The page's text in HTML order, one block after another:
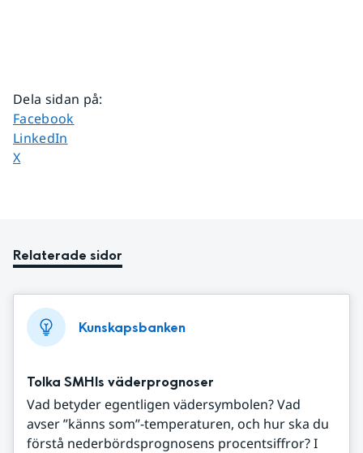
Dela sidan på:
Dela sidan på
Facebook
Dela sidan på
LinkedIn
Dela sidan på
X
Relaterade sidor
Kunskapsbanken
Tolka SMHIs väderprognoser
Vad betyder egentligen vädersymbolen? Vad
avser ”känns som”-temperaturen, och hur ska du
förstå nederbördsprognosens procentsiffror? I